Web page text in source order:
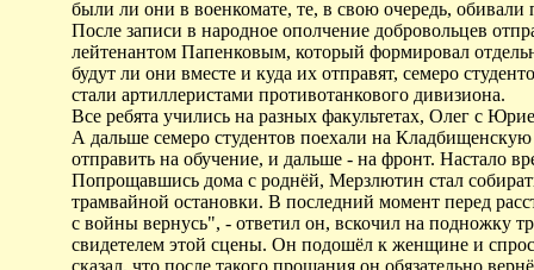
были ли они в военкомате, те, в свою очередь,
После записи в народное ополчение добровольцев
лейтенантом Папенковым, который формировал
будут ли они вместе и куда их отправят, семеро
стали артиллеристами противотанкового дивизиона.
Все ребята учились на разных факультетах, Олег с
А дальше семеро студентов поехали на
отправить на обучение, и дальше - на фронт. Настало
Попрощавшись дома с роднёй, Мерзлютин стал
трамвайной остановки. В последний момент перед
с войны вернусь", - ответил он, вскочил на подножку
свидетелем этой сцены. Он подошёл к женщине и
сказал, что после такого прощания он обязательно